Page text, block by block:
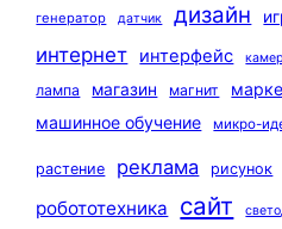
генератор датчик дизайн
интернет интерфейс
лампа
магазин магнит
машинное обучение
микро-
растение реклама рисунок
робототехника сайт